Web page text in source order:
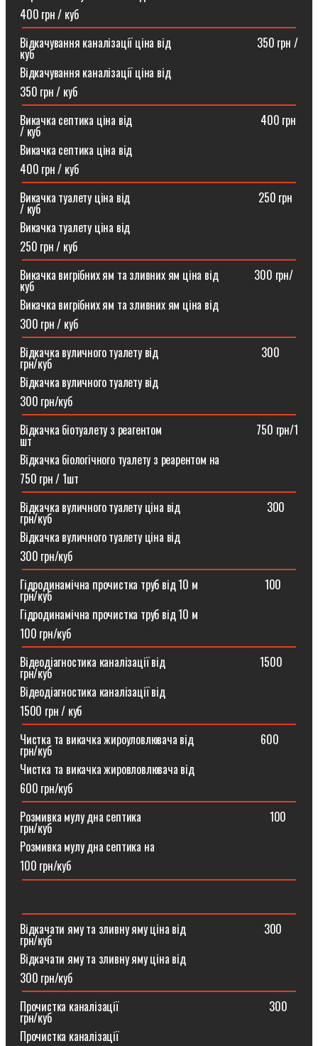
400 грн / куб
Відкачування каналізації ціна від ⠀⠀⠀⠀⠀⠀⠀⠀⠀⠀350 грн /
куб
Відкачування каналізації ціна від
350 грн / куб
Викачка септика ціна від ⠀⠀⠀⠀⠀⠀⠀⠀⠀⠀⠀⠀⠀⠀⠀400 грн
/ куб
Викачка септика ціна від
400 грн / куб
Викачка туалету ціна від ⠀⠀⠀⠀⠀⠀⠀⠀⠀⠀⠀⠀⠀⠀⠀250 грн
/ куб⠀
Викачка туалету ціна від
250 грн / куб
Викачка вигрібних ям та зливних ям ціна від ⠀⠀⠀⠀300 грн/
куб
Викачка вигрібних ям та зливних ям ціна від
300 грн / куб
Відкачка вуличного туалету від ⠀⠀⠀⠀⠀⠀⠀⠀⠀⠀⠀⠀300
грн/куб
Відкачка вуличного туалету від
300 грн/куб
Відкачка біотуалету з реагентом ⠀⠀⠀⠀⠀⠀⠀⠀⠀⠀⠀750 грн/1
шт
Відкачка біологічного туалету з реарентом на
750 грн / 1шт
Відкачка вуличного туалету ціна від ⠀⠀⠀⠀⠀⠀⠀⠀⠀⠀300
грн/куб
Відкачка вуличного туалету ціна від
300 грн/куб
Гідродинамічна прочистка труб від 10 м⠀⠀⠀⠀⠀⠀⠀⠀100
грн/куб
Гідродинамічна прочистка труб від 10 м
100 грн/куб
Відеодіагностика каналізації від ⠀⠀⠀⠀⠀⠀⠀⠀⠀⠀⠀1500
грн/куб
Відеодіагностика каналізації від
1500 грн / куб
Чистка та викачка жироуловлювача від⠀⠀⠀⠀⠀⠀⠀⠀600
грн/куб
Чистка та викачка жировловлювача від
600 грн/куб
Розмивка мулу дна септика ⠀⠀⠀⠀⠀⠀⠀⠀⠀⠀⠀⠀⠀⠀⠀100
грн/куб
Розмивка мулу дна септика на
100 грн/куб
Відкачати яму та зливну яму ціна від ⠀⠀⠀⠀⠀⠀⠀⠀⠀300
грн/куб
Відкачати яму та зливну яму ціна від
300 грн/куб
Прочистка каналізації⠀⠀⠀⠀⠀⠀⠀⠀⠀⠀⠀⠀⠀⠀⠀⠀⠀⠀300
грн/куб
Прочистка каналізації